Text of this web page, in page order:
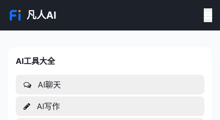
凡人AI
AI工具大全
AI工具大全
AI聊天
AI写作